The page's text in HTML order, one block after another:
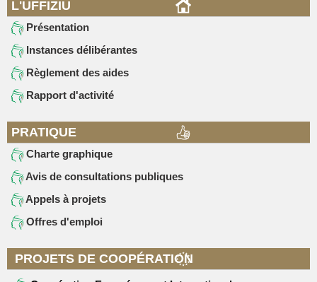
L'UFFIZIU
Présentation
Instances délibérantes
Règlement des aides
Rapport d'activité
PRATIQUE
Charte graphique
Avis de consultations publiques
Appels à projets
Offres d'emploi
PROJETS DE COOPÉRATION